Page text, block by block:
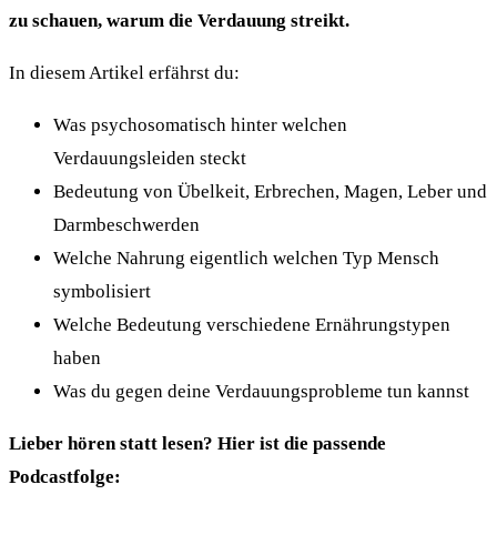
zu schauen, warum die Verdauung streikt.
In diesem Artikel erfährst du:
Was psychosomatisch hinter welchen
Verdauungsleiden steckt
Bedeutung von Übelkeit, Erbrechen, Magen, Leber und
Darmbeschwerden
Welche Nahrung eigentlich welchen Typ Mensch
symbolisiert
Welche Bedeutung verschiedene Ernährungstypen
haben
Was du gegen deine Verdauungsprobleme tun kannst
Lieber hören statt lesen? Hier ist die passende
Podcastfolge: